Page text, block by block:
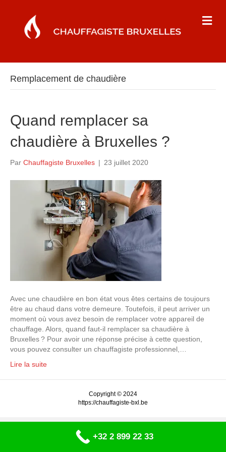
M
e
Remplacement de chaudière
Quand remplacer sa
chaudière à Bruxelles ?
Par Chauffagiste Bruxelles | 23 juillet 2020
Avec une chaudière en bon état vous êtes certains de toujours
être au chaud dans votre demeure. Toutefois, il peut arriver un
moment où vous avez besoin de remplacer votre appareil de
chauffage. Alors, quand faut-il remplacer sa chaudière à
Bruxelles ? Pour avoir une réponse précise à cette question,
vous pouvez consulter un chauffagiste professionnel,…
Lire la suite
Copyright © 2024
https://chauffagiste-bxl.be
+32 2 899 22 33